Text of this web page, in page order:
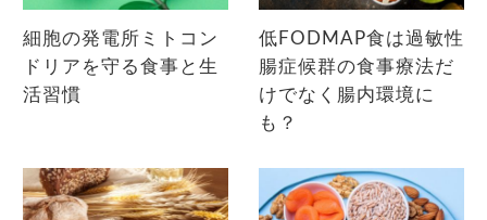
細胞の発電所ミトコン
ドリアを守る食事と生
活習慣
低FODMAP食は過敏性
腸症候群の食事療法だ
けでなく腸内環境に
も？